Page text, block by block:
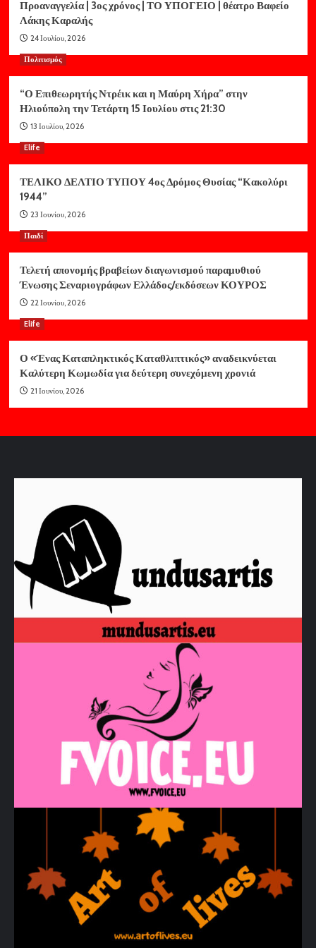
Προαναγγελία | 3ος χρόνος | ΤΟ ΥΠΟΓΕΙΟ | θέατρο Βαφείο
Λάκης Καραλής
24 Ιουλίου, 2026
Πολιτισμός
“Ο Επιθεωρητής Ντρέικ και η Μαύρη Χήρα” στην
Ηλιούπολη την Τετάρτη 15 Ιουλίου στις 21:30
13 Ιουλίου, 2026
Elife
ΤΕΛΙΚΟ ΔΕΛΤΙΟ ΤΥΠΟΥ 4ος Δρόμος Θυσίας “Κακολύρι
1944”
23 Ιουνίου, 2026
Παιδί
Τελετή απονομής βραβείων διαγωνισμού παραμυθιού
Ένωσης Σεναριογράφων Ελλάδος/εκδόσεων ΚΟΥΡΟΣ
22 Ιουνίου, 2026
Elife
Ο «Ένας Καταπληκτικός Καταθλιπτικός» αναδεικνύεται
Καλύτερη Κωμωδία για δεύτερη συνεχόμενη χρονιά
21 Ιουνίου, 2026